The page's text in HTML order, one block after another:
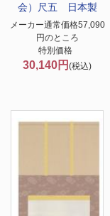
会）尺五 日本製
メーカー通常価格57,090
円のところ
特別価格
30,140円(税込)